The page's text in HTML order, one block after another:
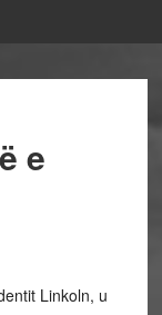
e
Linkoln, u